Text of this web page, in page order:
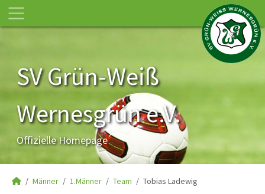
SV Grün-Weiß
Wernesgrün e.V.
Offizielle Homepage
Männer 1.Männer Team Tobias Ladewig